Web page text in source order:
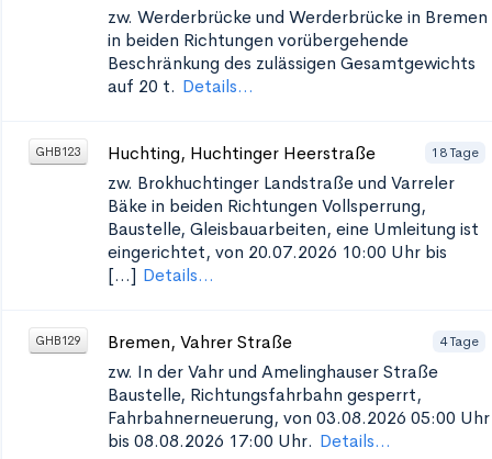
zw. Werderbrücke und Werderbrücke in Bremen
in beiden Richtungen vorübergehende
Beschränkung des zulässigen Gesamtgewichts
auf 20 t. Details...
GHB123 Huchting, Huchtinger Heerstraße 18 Tage
zw. Brokhuchtinger Landstraße und Varreler
Bäke in beiden Richtungen Vollsperrung,
Baustelle, Gleisbauarbeiten, eine Umleitung ist
eingerichtet, von 20.07.2026 10:00 Uhr bis
[...] Details...
GHB129 Bremen, Vahrer Straße 4 Tage
zw. In der Vahr und Amelinghauser Straße
Baustelle, Richtungsfahrbahn gesperrt,
Fahrbahnerneuerung, von 03.08.2026 05:00 Uhr
bis 08.08.2026 17:00 Uhr. Details...